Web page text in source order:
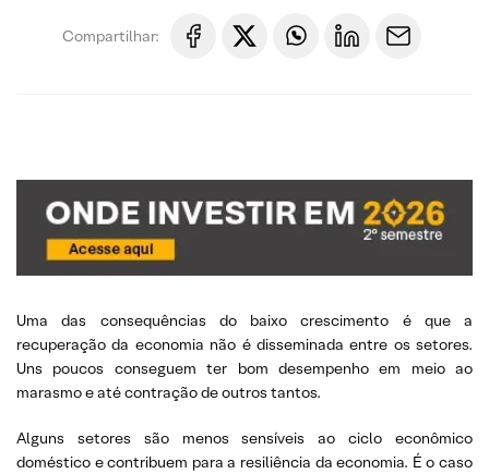
Compartilhar:
Uma das consequências do baixo crescimento é que a
recuperação da economia não é disseminada entre os setores.
Uns poucos conseguem ter bom desempenho em meio ao
marasmo e até contração de outros tantos.
Alguns setores são menos sensíveis ao ciclo econômico
doméstico e contribuem para a resiliência da economia. É o caso